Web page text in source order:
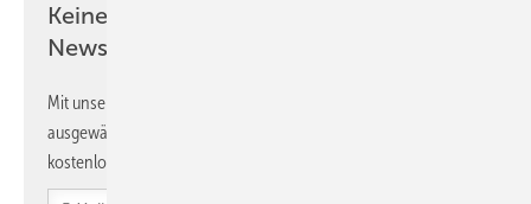
Keine Zeit? Kein Problem mit dem PV
Newsletter!
Mit unserem Newsletter erhalten Sie regelmäßig von uns
ausgewählte Informationen und Neuigkeiten, gebündelt und
kostenlos direkt ins Postfach.